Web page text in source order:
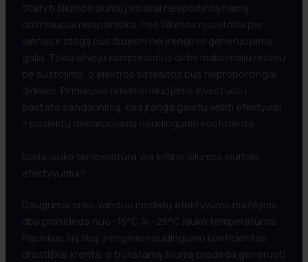
Statyti šilumos siurblį į visiškai neapšiltintą namą
dažniausiai neapsimoka, nes šilumos nuostoliai per
sienas ir stogą bus didesni nei įrenginio generuojama
galia. Tokiu atveju kompresorius dirbs maksimaliu režimu
be sustojimo, o elektros sąskaitos bus neproporcingai
didelės. Pirmiausia rekomenduojame investuoti į
pastato sandarinimą, kad įranga galėtų veikti efektyviai
ir pasiektų deklaruojamą naudingumo koeficientą.
Kokia lauko temperatūra yra kritinė šilumos siurblio
efektyvumui?
Daugumai oras-vanduo modelių efektyvumo mažėjimo
riba prasideda nuo -15°C iki -25°C lauko temperatūros.
Pasiekus šią ribą, įrenginio naudingumo koeficientas
drastiškai krenta, o trūkstamą šilumą pradeda generuoti